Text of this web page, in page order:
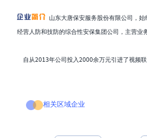
山东大唐保安服务股份有限公司，
经营人防和技防的综合性安保集团公司，主营业
自从2013年公司投入2000余万元引进了视频
相关区域企业